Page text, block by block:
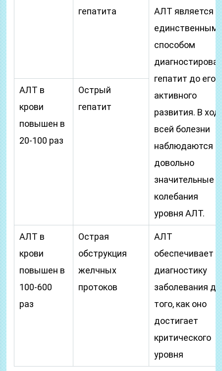
гепатита
АЛТ является
единственным
способом
гепатит до его
активного
развития. В
всей болезни
наблюдаются
довольно
значительные
колебания
уровня АЛТ.
АЛТ в
крови
повышен в
20-100 раз
Острый
гепатит
АЛТ в
крови
повышен в
100-600
раз
Острая
обструкция
желчных
протоков
АЛТ
обеспечивает
диагностику
заболевания до
того, как оно
достигает
критического
уровня